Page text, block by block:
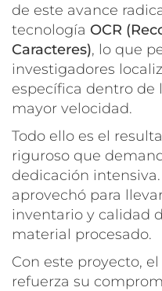
de este avance
tecnología OCR
Caracteres), lo que
investigadores
específica dentro de
mayor velocidad.
Todo ello es el
riguroso que
dedicación
aprovechó para
inventario y calidad
material procesado.
Con este proyecto,
refuerza su